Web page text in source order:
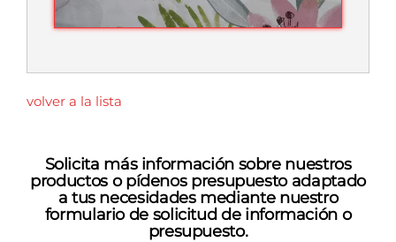
volver a la lista
Solicita más información sobre nuestros
productos o pídenos presupuesto adaptado
a tus necesidades mediante nuestro
formulario de solicitud de información o
presupuesto.